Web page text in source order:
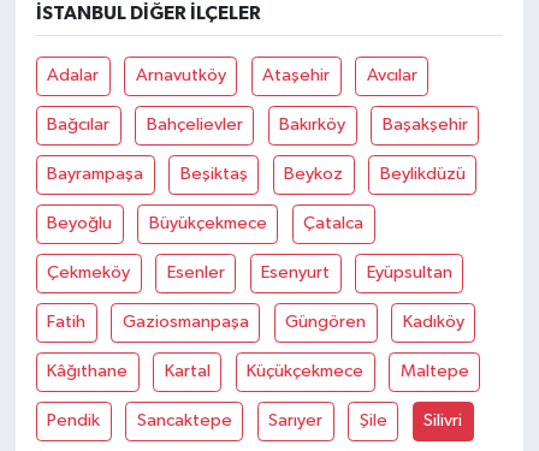
İSTANBUL DIĞER İLÇELER
Adalar Arnavutköy Ataşehir Avcılar
Bağcılar Bahçelievler Bakırköy Başakşehir
Bayrampaşa Beşiktaş Beykoz Beylikdüzü
Beyoğlu Büyükçekmece Çatalca
Çekmeköy Esenler Esenyurt Eyüpsultan
Fatih Gaziosmanpaşa Güngören Kadıköy
Kâğıthane Kartal Küçükçekmece Maltepe
Pendik Sancaktepe Sarıyer Şile Silivri